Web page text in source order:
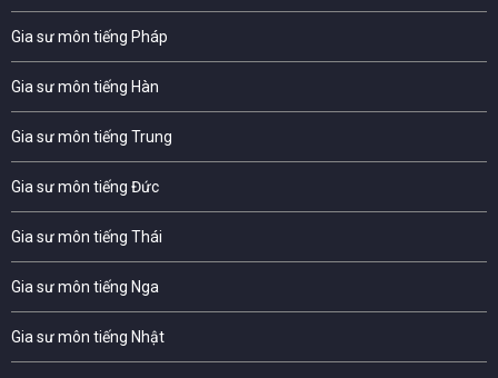
Gia sư môn tiếng Pháp
Gia sư môn tiếng Hàn
Gia sư môn tiếng Trung
Gia sư môn tiếng Đức
Gia sư môn tiếng Thái
Gia sư môn tiếng Nga
Gia sư môn tiếng Nhật